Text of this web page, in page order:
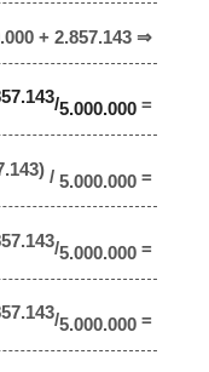
+ 2.857.143 ⇒
/5.000.000=
/ 5.000.000=
/5.000.000=
/5.000.000=